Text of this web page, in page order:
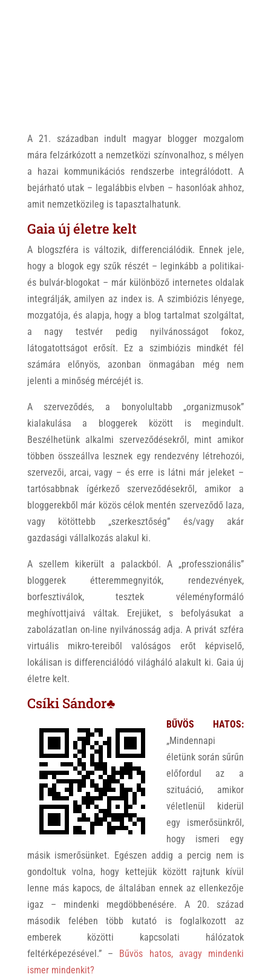
A 21. században indult magyar blogger mozgalom
mára felzárkózott a nemzetközi színvonalhoz, s mélyen
a hazai kommunikációs rendszerbe integrálódott. A
bejárható utak – legalábbis elvben – hasonlóak ahhoz,
amit nemzetközileg is tapasztalhatunk.
Gaia új életre kelt
A blogszféra is változik, differenciálódik. Ennek jele,
hogy a blogok egy szűk részét – leginkább a politikai-
és bulvár-blogokat – már különböző internetes oldalak
integrálják, amilyen az index is. A szimbiózis lényege,
mozgatója, és alapja, hogy a blog tartalmat szolgáltat,
a nagy testvér pedig nyilvánosságot fokoz,
látogatottságot erősít. Ez a szimbiózis mindkét fél
számára előnyös, azonban önmagában még nem
jelenti a minőség mércéjét is.
A szerveződés, a bonyolultabb „organizmusok”
kialakulása a bloggerek között is megindult.
Beszélhetünk alkalmi szerveződésekről, mint amikor
többen összeállva lesznek egy rendezvény létrehozói,
szervezői, arcai, vagy – és erre is látni már jeleket –
tartósabbnak ígérkező szerveződésekről, amikor a
bloggerekből már közös célok mentén szerveződő laza,
vagy kötöttebb „szerkesztőség” és/vagy akár
gazdasági vállalkozás alakul ki.
A szellem kikerült a palackból. A „professzionális”
bloggerek étteremmegnyitók, rendezvények,
borfesztiválok, tesztek véleményformáló
meghívottjaivá váltak. Erejüket, s befolyásukat a
zabolázatlan on-line nyilvánosság adja. A privát szféra
virtuális mikro-tereiből valóságos erőt képviselő,
lokálisan is differenciálódó világháló alakult ki. Gaia új
életre kelt.
Csíki Sándor♣
BŰVÖS HATOS:
„Mindennapi
életünk során sűrűn
előfordul az a
szituáció, amikor
véletlenül kiderül
egy ismerősünkről,
hogy ismeri egy
másik ismerősünket. Egészen addig a percig nem is
gondoltuk volna, hogy kettejük között rajtunk kívül
lenne más kapocs, de általában ennek az ellenkezője
igaz – mindenki megdöbbenésére. A 20. század
második felében több kutató is foglalkozott az
emberek közötti kapcsolati hálózatok
feltérképezésével.” – Bűvös hatos, avagy mindenki
ismer mindenkit?